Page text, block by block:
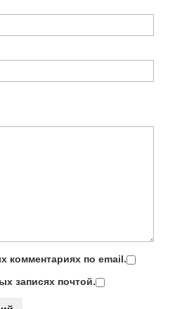
комментариях по email.
записях почтой.